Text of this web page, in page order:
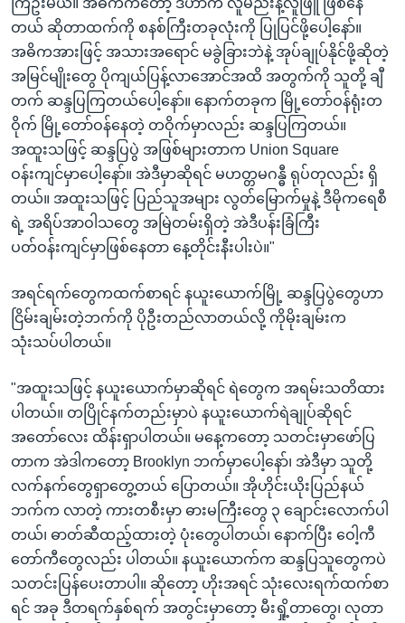
တယ် ဆိုတာထက်ကို စနစ်ကြီးတခုလုံးကို ပြုပြင်ဖို့ပေါ့နော်။
အဓိကအားဖြင့် အသားအရောင် မခွဲခြားဘဲနဲ့ အုပ်ချုပ်နိုင်ဖို့ဆိုတဲ့
အမြင်မျိုးတွေ ပိုကျယ်ပြန့်လာအောင်အထိ အတွက်ကို သူတို့ ချီ
တက် ဆန္ဒပြကြတယ်ပေါ့နော်။ နောက်တခုက မြို့တော်ဝန်ရုံးတ
ဝိုက် မြို့တော်ဝန်နေတဲ့ တဝိုက်မှာလည်း ဆန္ဒပြကြတယ်။
အထူးသဖြင့် ဆန္ဒပြပွဲ အဖြစ်များတာက Union Square
ဝန်းကျင်မှာပေါ့နော်။ အဲဒီမှာဆိုရင် မဟတ္တမဂန္ဓီ ရုပ်တုလည်း ရှိ
တယ်။ အထူးသဖြင့် ပြည်သူအများ လွတ်မြောက်မှုနဲ့ ဒီမိုကရေစီ
ရဲ့ အရိပ်အာဝါသတွေ အမြဲတမ်းရှိတဲ့ အဲဒီပန်းခြံကြီး
ပတ်ဝန်းကျင်မှာဖြစ်နေတာ နေ့တိုင်းနီးပါးပဲ။"
အရင်ရက်တွေကထက်စာရင် နယူးယောက်မြို့ ဆန္ဒပြပွဲတွေဟာ
ငြိမ်းချမ်းတဲ့ဘက်ကို ပိုဦးတည်လာတယ်လို့ ကိုမိုးချမ်းက
သုံးသပ်ပါတယ်။
"အထူးသဖြင့် နယူးယောက်မှာဆိုရင် ရဲတွေက အရမ်းသတိထား
ပါတယ်။ တပြိုင်နက်တည်းမှာပဲ နယူးယောက်ရဲချုပ်ဆိုရင်
အတော်လေး ထိန်းရှာပါတယ်။ မနေ့ကတော့ သတင်းမှာဖော်ပြ
တာက အဲဒါကတော့ Brooklyn ဘက်မှာပေါ့နော်၊ အဲဒီမှာ သူတို့
လက်နက်တွေရှာတွေ့တယ် ပြောတယ်။ အိုဟိုင်းယိုးပြည်နယ်
ဘက်က လာတဲ့ ကားတစီးမှာ ဓားမကြီးတွေ ၃ ချောင်းလောက်ပါ
တယ်၊ ဓာတ်ဆီထည့်ထားတဲ့ ပုံးတွေပါတယ်၊ နောက်ပြီး ဝေါ့ကီ
တော်ကီတွေလည်း ပါတယ်။ နယူးယောက်က ဆန္ဒပြသူတွေကပဲ
သတင်းပြန်ပေးတာပါ။ ဆိုတော့ ဟိုးအရင် သုံးလေးရက်ထက်စာ
ရင် အခု ဒီတရက်နှစ်ရက် အတွင်းမှာတော့ မီးရှို့တာတွေ၊ လုတာ